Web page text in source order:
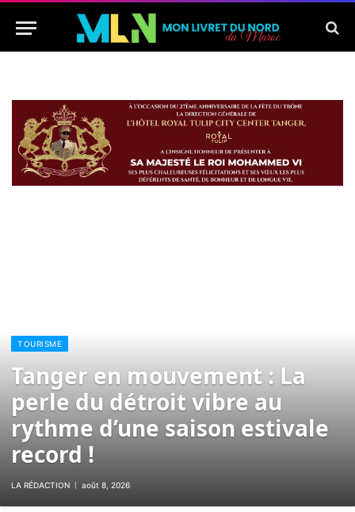
TOURISME
Tanger en mouvement : La
perle du détroit vibre au
rythme d’une saison estivale
record !
LA RÉDACTION août 8, 2026